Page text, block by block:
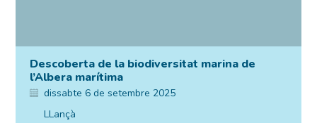
Descoberta de la biodiversitat marina de
l’Albera marítima
dissabte 6 de setembre 2025
LLançà